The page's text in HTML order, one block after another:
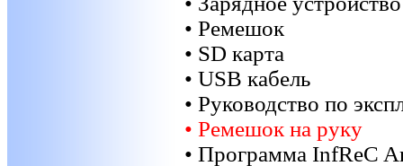
• Ремешок
• SD карта
• USB кабель
• Руководство по
• Ремешок на руку
• Программа InfReC